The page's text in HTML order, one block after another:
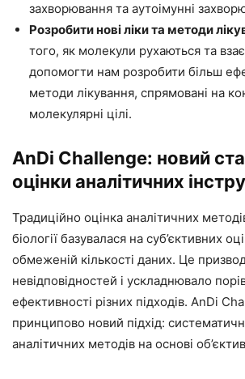
захворювання та аутоімунні
Розробити нові ліки та методи
того, як молекули рухаються та
допомогти нам розробити більш
методи лікування, спрямовані на
молекулярні цілі.
AnDi Challenge: новий
оцінки аналітичних
Традиційно оцінка аналітичних
біології базувалася на суб’єктивних
обмеженій кількості даних. Це
невідповідностей і ускладнювало
ефективності різних підходів. AnDi
принципово новий підхід:
аналітичних методів на основі